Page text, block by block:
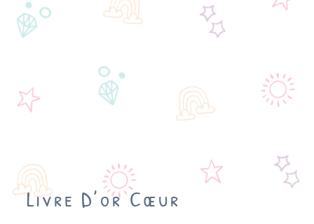
Livre D’or Cœur